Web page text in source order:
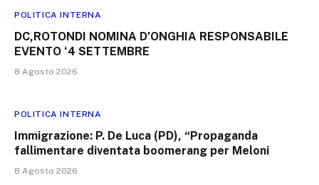
POLITICA INTERNA
DC,ROTONDI NOMINA D’ONGHIA RESPONSABILE
EVENTO ‘4 SETTEMBRE
8 Agosto 2026
POLITICA INTERNA
Immigrazione: P. De Luca (PD), “Propaganda
fallimentare diventata boomerang per Meloni
8 Agosto 2026